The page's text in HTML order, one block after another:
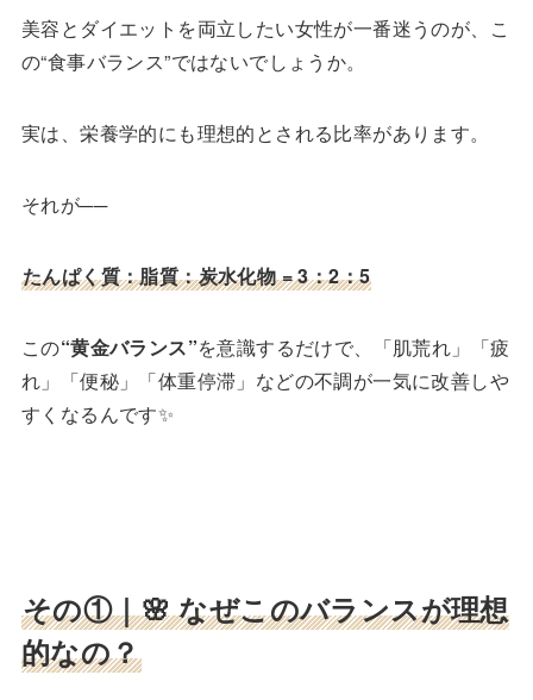
美容とダイエットを両立したい女性が一番迷うのが、こ
の“食事バランス”ではないでしょうか。
実は、栄養学的にも理想的とされる比率があります。
それが──
たんぱく質：脂質：炭水化物 = 3：2：5
この“黄金バランス”を意識するだけで、「肌荒れ」「疲
れ」「便秘」「体重停滞」などの不調が一気に改善しや
すくなるんです✨
その①｜🌸 なぜこのバランスが理想
的なの？